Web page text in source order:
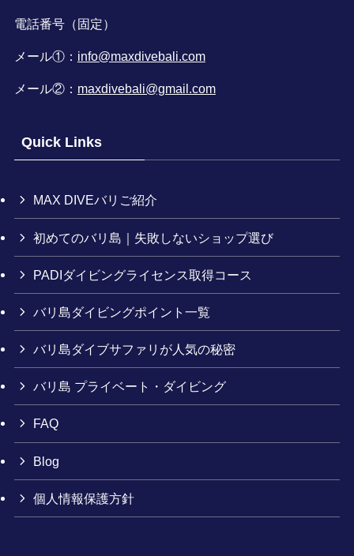
電話番号（固定）
メール①： info@maxdivebali.com
メール②： maxdivebali@gmail.com
Quick Links
MAX DIVEバリご紹介
初めてのバリ島｜失敗しないショップ選び
PADIダイビングライセンス取得コース
バリ島ダイビングポイント一覧
バリ島ダイブサファリが人気の秘密
バリ島 プライベート・ダイビング
FAQ
Blog
個人情報保護方針